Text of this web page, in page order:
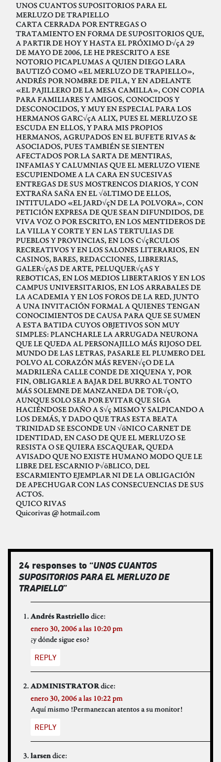
UNOS CUANTOS SUPOSITORIOS PARA EL
MERLUZO DE TRAPIELLO
CARTA CERRADA POR ENTREGAS O
TRATAMIENTO EN FORMA DE SUPOSITORIOS QUE,
A PARTIR DE HOY Y HASTA EL PRÓXIMO D√çA 29
DE MAYO DE 2006, LE HE PRESCRITO A ESE
NOTORIO PICAPLUMAS A QUIEN DIEGO LARA
BAUTIZÓ COMO «EL MERLUZO DE TRAPIELLO»,
ANDRÉS POR NOMBRE DE PILA, Y EN ADELANTE
«EL PAJILLERO DE LA MESA CAMILLA», CON COPIA
PARA FAMILIARES Y AMIGOS, CONOCIDOS Y
DESCONOCIDOS, Y MUY EN ESPECIAL PARA LOS
HERMANOS GARC√çA ALIX, PUES EL MERLUZO SE
ESCUDA EN ELLOS, Y PARA MIS PROPIOS
HERMANOS, AGRUPADOS EN EL BUFETE RIVAS &
ASOCIADOS, PUES TAMBIÉN SE SIENTEN
AFECTADOS POR LA SARTA DE MENTIRAS,
INFAMIAS Y CALUMNIAS QUE EL MERLUZO VIENE
ESCUPIENDOME A LA CARA EN SUCESIVAS
ENTREGAS DE SUS MOSTRENCOS DIARIOS, Y CON
EXTRAÑA SAÑA EN EL √öLTIMO DE ELLOS,
INTITULADO «EL JARD√çN DE LA POLVORA», CON
PETICIÓN EXPRESA DE QUE SEAN DIFUNDIDOS, DE
VIVA VOZ O POR ESCRITO, EN LOS MENTIDEROS DE
LA VILLA Y CORTE Y EN LAS TERTULIAS DE
PUEBLOS Y PROVINCIAS, EN LOS C√çRCULOS
RECREATIVOS Y EN LOS SALONES LITERARIOS, EN
CASINOS, BARES, REDACCIONES, LIBRERIAS,
GALER√çAS DE ARTE, PELUQUER√çAS Y
REBOTICAS, EN LOS MEDIOS LIBERTARIOS Y EN LOS
CAMPUS UNIVERSITARIOS, EN LOS ARRABALES DE
LA ACADEMIA Y EN LOS FOROS DE LA RED, JUNTO
A UNA INVITACIÓN FORMAL A QUIENES TENGAN
CONOCIMIENTOS DE CAUSA PARA QUE SE SUMEN
A ESTA BATIDA CUYOS OBJETIVOS SON MUY
SIMPLES: PLANCHARLE LA ARRUGADA NEURONA
QUE LE QUEDA AL PERSONAJILLO MÁS RIJOSO DEL
MUNDO DE LAS LETRAS, PASARLE EL PLUMERO DEL
POLVO AL CORAZÓN MÁS REVEN√çO DE LA
MADRILEÑA CALLE CONDE DE XIQUENA Y, POR
FIN, OBLIGARLE A BAJAR DEL BURRO AL TONTO
MÁS SOLEMNE DE MANZANEDA DE TOR√çO,
AUNQUE SOLO SEA POR EVITAR QUE SIGA
HACIÉNDOSE DAÑO A S√ç MISMO Y SALPICANDO A
LOS DEMÁS, Y DADO QUE TRAS ESTA BEATA
TRINIDAD SE ESCONDE UN √öNICO CARNET DE
IDENTIDAD, EN CASO DE QUE EL MERLUZO SE
RESISTA O SE QUIERA ESCAQUEAR, QUEDA
AVISADO QUE NO EXISTE HUMANO MODO QUE LE
LIBRE DEL ESCARNIO P√öBLICO, DEL
ESCARMIENTO EJEMPLAR NI DE LA OBLIGACIÓN
DE APECHUGAR CON LAS CONSECUENCIAS DE SUS
ACTOS.
QUICO RIVAS
Quicorivas @ hotmail.com
24 responses to “UNOS CUANTOS
SUPOSITORIOS PARA EL MERLUZO DE
TRAPIELLO”
Andrés Rastriellodice:
enero 30, 2006 a las 10:20 pm
¿y dónde sigue eso?
REPLY
ADMINISTRATORdice:
enero 30, 2006 a las 10:22 pm
Aquí mismo !Permanezcan atentos a su monitor!
REPLY
larsendice: